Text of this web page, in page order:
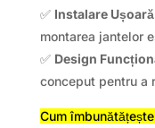
✅ Instalare
montarea jantelor
✅ Design
conceput pentru a
Cum